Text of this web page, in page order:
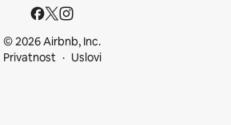
© 2026 Airbnb, Inc.
Privatnost
Uslovi